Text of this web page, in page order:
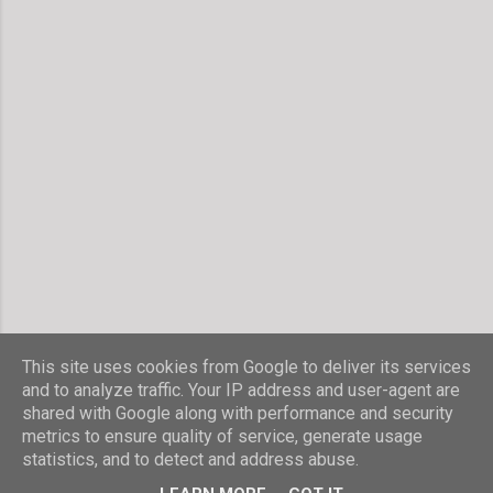
Powered by Blogger
This site uses cookies from Google to deliver its services
and to analyze traffic. Your IP address and user-agent are
shared with Google along with performance and security
metrics to ensure quality of service, generate usage
statistics, and to detect and address abuse.